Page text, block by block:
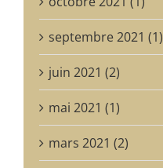
septembre 2021 (1)
juin 2021 (2)
mai 2021 (1)
mars 2021 (2)